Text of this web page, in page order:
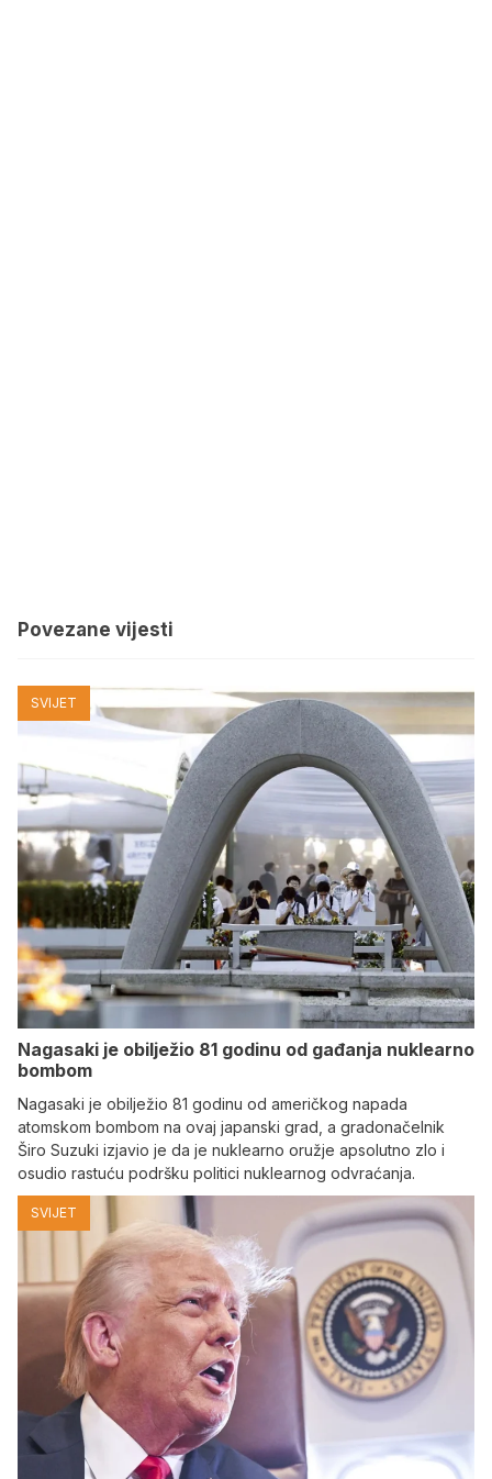
Povezane vijesti
SVIJET
Nagasaki je obilježio 81 godinu od gađanja nuklearno
bombom
Nagasaki je obilježio 81 godinu od američkog napada
atomskom bombom na ovaj japanski grad, a gradonačelnik
Širo Suzuki izjavio je da je nuklearno oružje apsolutno zlo i
osudio rastuću podršku politici nuklearnog odvraćanja.
SVIJET